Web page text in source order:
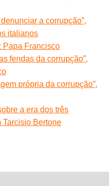
a corrupção”,
italianos
Papa Francisco
fendas da corrupção”,
própria da corrupção”,
a era dos três
Tarcisio Bertone